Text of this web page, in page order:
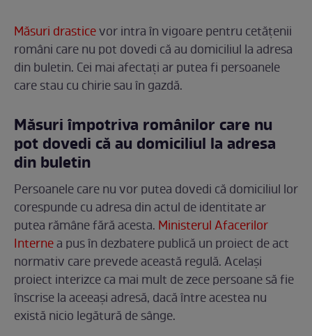
Măsuri drasticevor intra în vigoare pentru cetățenii
români care nu pot dovedi că au domiciliul la adresa
din buletin. Cei mai afectați ar putea fi persoanele
care stau cu chirie sau în gazdă.
Măsuri împotriva românilor care nu
pot dovedi că au domiciliul la adresa
din buletin
Persoanele care nu vor putea dovedi că domiciliul lor
corespunde cu adresa din actul de identitate ar
putea rămâne fără acesta. Ministerul Afacerilor
Internea pus în dezbatere publică un proiect de act
normativ care prevede această regulă. Același
proiect interizce ca mai mult de zece persoane să fie
înscrise la aceeași adresă, dacă între acestea nu
există nicio legătură de sânge.